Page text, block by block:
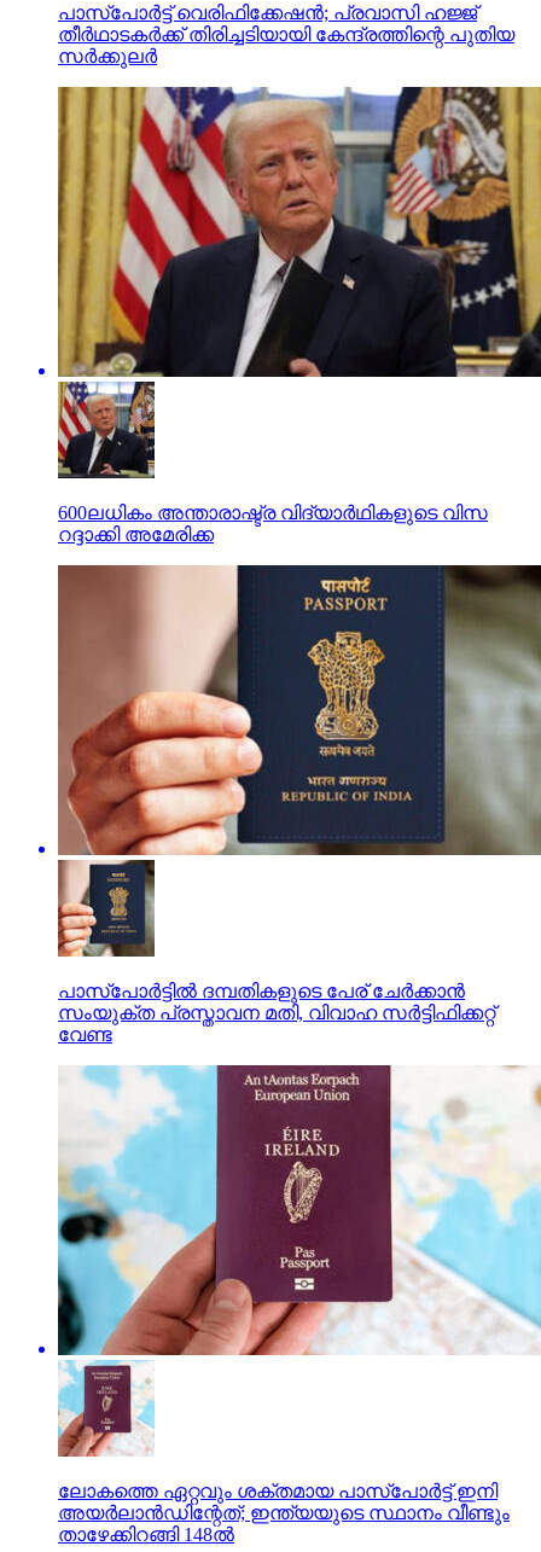
പാസ്‌പോര്‍ട്ട് വെരിഫിക്കേഷന്‍; പ്രവാസി ഹജ്ജ്
തീര്‍ഥാടകര്‍ക്ക് തിരിച്ചടിയായി കേന്ദ്രത്തിന്റെ പുതിയ
സര്‍ക്കുലര്‍
600ലധികം അന്താരാഷ്ട്ര വിദ്യാര്‍ഥികളുടെ വിസ
റദ്ദാക്കി അമേരിക്ക
പാസ്‌പോര്‍ട്ടില്‍ ദമ്പതികളുടെ പേര് ചേര്‍ക്കാന്‍
സംയുക്ത പ്രസ്താവന മതി, വിവാഹ സര്‍ട്ടിഫിക്കറ്റ്
വേണ്ട
ലോകത്തെ ഏറ്റവും ശക്തമായ പാസ്‌പോര്‍ട്ട് ഇനി
അയര്‍ലാന്‍ഡിന്റേത്; ഇന്ത്യയുടെ സ്ഥാനം വീണ്ടും
താഴേക്കിറങ്ങി 148ല്‍